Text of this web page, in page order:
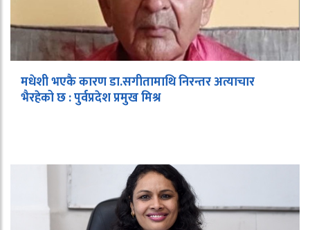
मधेशी भएकै कारण डा.सगीतामाथि निरन्तर अत्याचार
भैरहेको छ : पुर्वप्रदेश प्रमुख मिश्र